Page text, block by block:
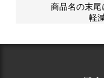
商品名の末尾
軽